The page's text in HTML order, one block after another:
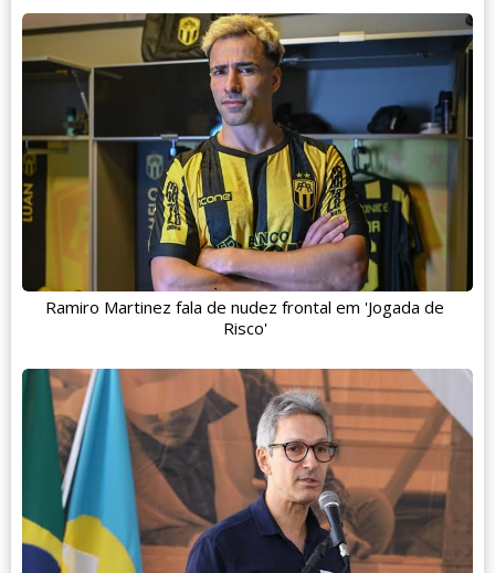
Ramiro Martinez fala de nudez frontal em 'Jogada de
Risco'